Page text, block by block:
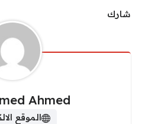
شارك
Ahmed
الموقع